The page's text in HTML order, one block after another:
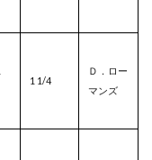
1 1/4
Ｄ．ロー
マンズ